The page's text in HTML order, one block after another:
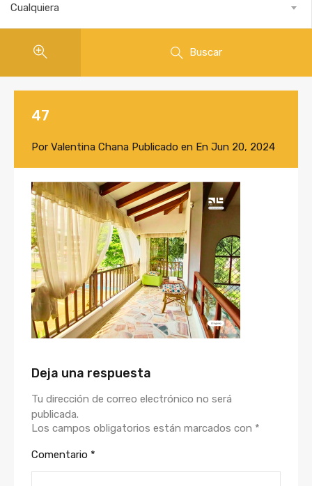
Cualquiera
Buscar
47
Por Valentina Chana Publicado en En Jun 20, 2024
Deja una respuesta
Tu dirección de correo electrónico no será
publicada.
Los campos obligatorios están marcados con *
Comentario *